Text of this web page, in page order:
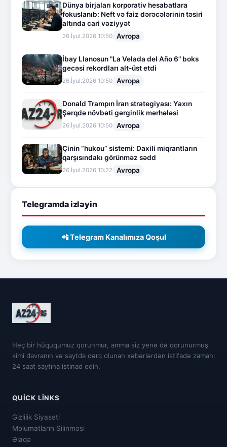
Dünya birjaları korporativ hesabatlara
fokuslanıb: Neft və faiz dərəcələrinin təsiri
altında cari vəziyyət
26.İyul.2026 10:50 Avropa
İbay Llanosun "La Velada del Año 6" boks
gecəsi rekordları alt-üst etdi
26.İyul.2026 10:50 Avropa
Donald Trampın İran strategiyası: Yaxın
Şərqdə növbəti gərginlik mərhələsi
26.İyul.2026 10:50 Avropa
Çinin “hukou” sistemi: Daxili miqrantların
qarşısındakı görünməz sədd
26.İyul.2026 10:22 Avropa
Telegramda izləyin
📲 Telegram Kanalımıza Qoşul
Heç bir hüququmuz qorunmur, amma siz yenə də qorunurmuş
kimi davranın və saytda dərc olunan xəbərlərdən istifadə zamanı
24 saat saytına istinad edin.
QUICK LINKS
Gizlilik Siyasəti
Məlumatların Silinməsi
Əlaqə